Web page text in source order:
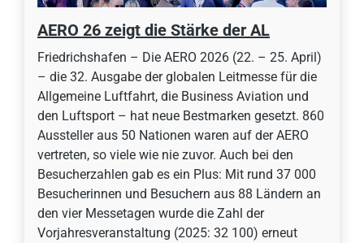
AERO 26 zeigt die Stärke der AL
Friedrichshafen – Die AERO 2026 (22. – 25. April)
– die 32. Ausgabe der globalen Leitmesse für die
Allgemeine Luftfahrt, die Business Aviation und
den Luftsport – hat neue Bestmarken gesetzt. 860
Aussteller aus 50 Nationen waren auf der AERO
vertreten, so viele wie nie zuvor. Auch bei den
Besucherzahlen gab es ein Plus: Mit rund 37 000
Besucherinnen und Besuchern aus 88 Ländern an
den vier Messetagen wurde die Zahl der
Vorjahresveranstaltung (2025: 32 100) erneut